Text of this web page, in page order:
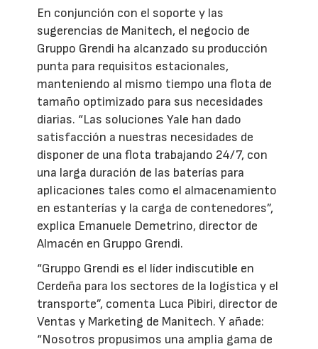
En conjunción con el soporte y las
sugerencias de Manitech, el negocio de
Gruppo Grendi ha alcanzado su producción
punta para requisitos estacionales,
manteniendo al mismo tiempo una flota de
tamaño optimizado para sus necesidades
diarias. “Las soluciones Yale han dado
satisfacción a nuestras necesidades de
disponer de una flota trabajando 24/7, con
una larga duración de las baterías para
aplicaciones tales como el almacenamiento
en estanterías y la carga de contenedores”,
explica Emanuele Demetrino, director de
Almacén en Gruppo Grendi.
“Gruppo Grendi es el líder indiscutible en
Cerdeña para los sectores de la logística y el
transporte”, comenta Luca Pibiri, director de
Ventas y Marketing de Manitech. Y añade:
“Nosotros propusimos una amplia gama de